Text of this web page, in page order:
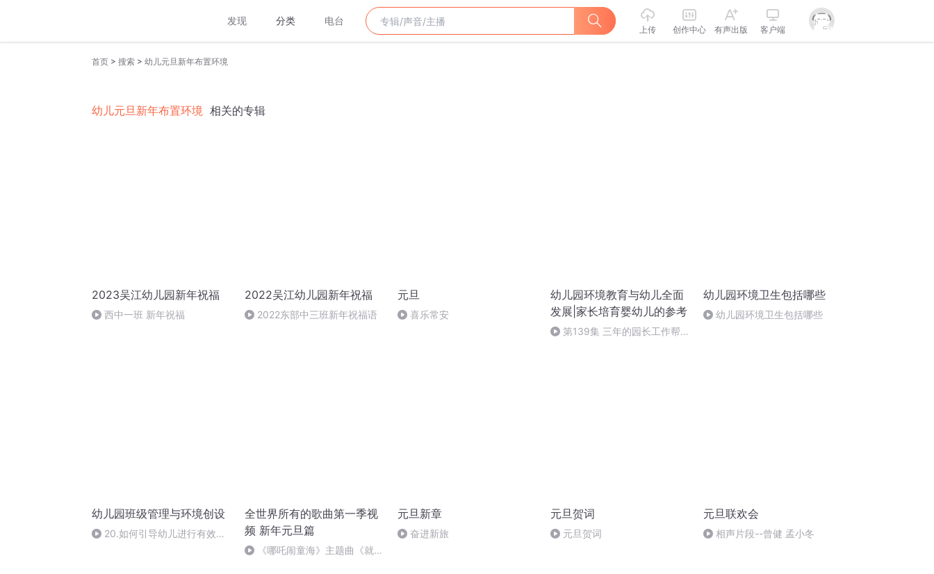
发现 分类 电台
上传 创作中心 有声出版 客户端
首页 > 搜索 > 幼儿元旦新年布置环境
幼儿元旦新年布置环境 相关的专辑
2023吴江幼儿园新年祝福
西中一班 新年祝福
2022吴江幼儿园新年祝福
2022东部中三班新年祝福语
元旦
喜乐常安
幼儿园环境教育与幼儿全面
发展|家长培育婴幼儿的参考
第139集 三年的园长工作帮
幼儿园环境卫生包括哪些
幼儿园环境卫生包括哪些
幼儿园班级管理与环境创设
20.如何引导幼儿进行有效的
全世界所有的歌曲第一季视
频 新年元旦篇
《哪吒闹童海》主题曲《就是
元旦新章
奋进新旅
元旦贺词
元旦贺词
元旦联欢会
相声片段--曾健 孟小冬